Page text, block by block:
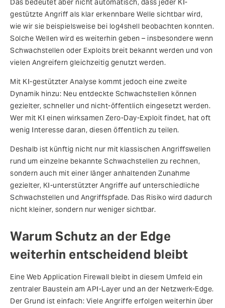
Das bedeutet aber nicht automatisch, dass jeder KI-
gestützte Angriff als klar erkennbare Welle sichtbar wird,
wie wir sie beispielsweise bei log4shell beobachten konnten.
Solche Wellen wird es weiterhin geben – insbesondere wenn
Schwachstellen oder Exploits breit bekannt werden und von
vielen Angreifern gleichzeitig genutzt werden.
Mit KI-gestützter Analyse kommt jedoch eine zweite
Dynamik hinzu: Neu entdeckte Schwachstellen können
gezielter, schneller und nicht-öffentlich eingesetzt werden.
Wer mit KI einen wirksamen Zero-Day-Exploit findet, hat oft
wenig Interesse daran, diesen öffentlich zu teilen.
Deshalb ist künftig nicht nur mit klassischen Angriffswellen
rund um einzelne bekannte Schwachstellen zu rechnen,
sondern auch mit einer länger anhaltenden Zunahme
gezielter, KI-unterstützter Angriffe auf unterschiedliche
Schwachstellen und Angriffspfade. Das Risiko wird dadurch
nicht kleiner, sondern nur weniger sichtbar.
Warum Schutz an der Edge
weiterhin entscheidend bleibt
Eine Web Application Firewall bleibt in diesem Umfeld ein
zentraler Baustein am API-Layer und an der Netzwerk-Edge.
Der Grund ist einfach: Viele Angriffe erfolgen weiterhin über